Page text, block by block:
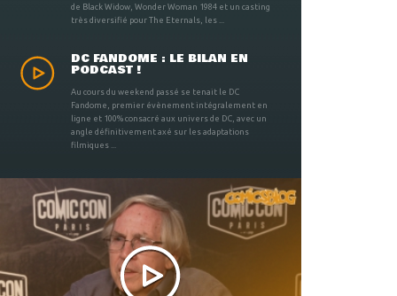
de Black Widow, Wonder Woman 1984 et un casting
très diversifié pour The Eternals, les ...
DC FANDOME : LE BILAN EN
PODCAST !
Au cours du weekend passé se tenait le DC
Fandome, premier évènement intégralement en
ligne et 100% consacré aux univers de DC, avec un
angle définitivement axé sur les adaptations
filmiques ...